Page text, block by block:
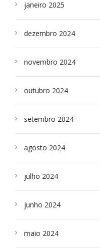
janeiro 2025
dezembro 2024
novembro 2024
outubro 2024
setembro 2024
agosto 2024
julho 2024
junho 2024
maio 2024